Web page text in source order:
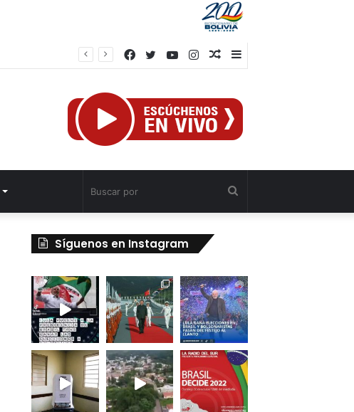
Barra
Publicación
azar
Instagram
YouTube
Twitter
Facebook
Síguenos en Instagram